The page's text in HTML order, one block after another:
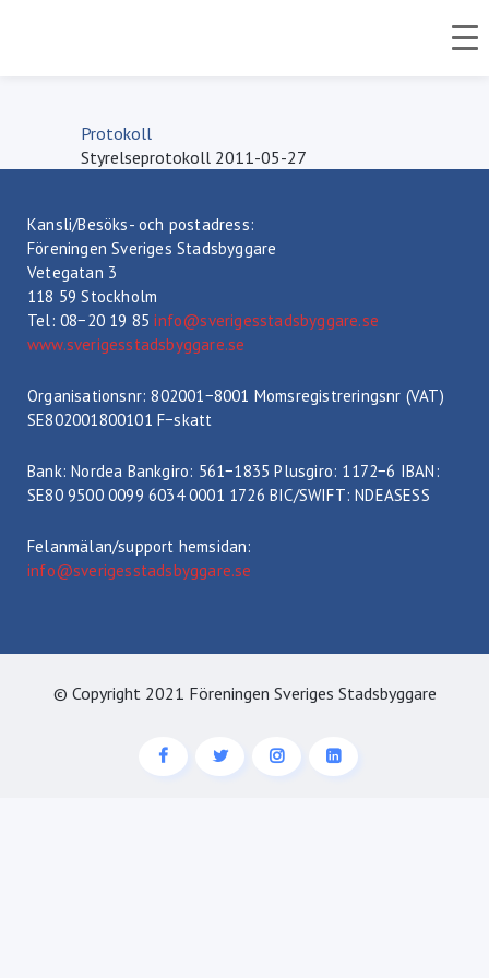
Protokoll
Styrelseprotokoll 2011-05-27
Kansli/Besöks- och postadress:
Föreningen Sveriges Stadsbyggare
Vetegatan 3
118 59 Stockholm
Tel: 08−20 19 85info@sverigesstadsbyggare.se
www.sverigesstadsbyggare.se
Organisationsnr: 802001−8001 Momsregistreringsnr (VAT)
SE802001800101 F−skatt
Bank: Nordea Bankgiro: 561−1835 Plusgiro: 1172−6 IBAN:
SE80 9500 0099 6034 0001 1726 BIC/SWIFT: NDEASESS
Felanmälan/support hemsidan:
info@sverigesstadsbyggare.se
© Copyright 2021 Föreningen Sveriges Stadsbyggare